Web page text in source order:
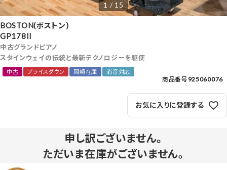
1 / 15
BOSTON(ボストン)
GP178II
中古グランドピアノ
スタインウェイの伝統と最新テクノロジーを駆使
中古 プライスダウン 岡崎在庫 消音対応
商品番号 925060076
お気に入りに登録する
申し訳ございません。
ただいま在庫がございません。